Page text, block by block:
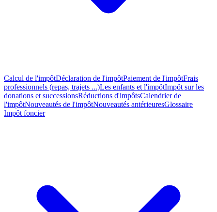
Calcul de l'impôtDéclaration de l'impôtPaiement de l'impôtFrais
professionnels (repas, trajets ...)Les enfants et l'impôtImpôt sur les
donations et successionsRéductions d'impôtsCalendrier de
l'impôtNouveautés de l'impôtNouveautés antérieuresGlossaire
Impôt foncier